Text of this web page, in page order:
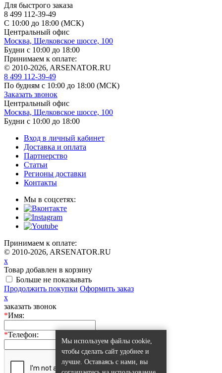
Мы используем файлы cookie,
чтобы сделать сайт удобнее и
лучше. Оставаясь с нами, вы
Для быстрого заказа
8 499 112-39-49
С 10:00 до 18:00 (МСК)
Центральный офис
Москва, Щелковское шоссе, 100
Будни с 10:00 до 18:00
Принимаем к оплате:
© 2010-2026, ARSENATOR.RU
8 499 112-39-49
По будням с 10:00 до 18:00 (МСК)
Заказать звонок
Центральный офис
Москва, Щелковское шоссе, 100
Будни с 10:00 до 18:00
Вход в личный кабинет
Доставка и оплата
Партнерство
Статьи
Регионы доставки
Контакты
Мы в соцсетях:
Принимаем к оплате:
© 2010-2026, ARSENATOR.RU
x
Товар добавлен в корзину
Больше не показывать
Продолжить покупки Оформить заказ
x
заказать звонок
*Имя:
*Телефон: